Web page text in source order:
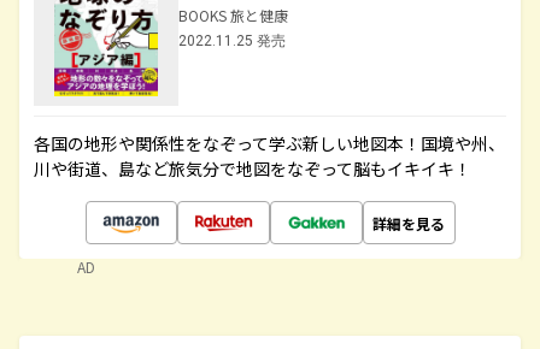
BOOKS 旅と健康
2022.11.25 発売
各国の地形や関係性をなぞって学ぶ新しい地図本！国境や州、
川や街道、島など旅気分で地図をなぞって脳もイキイキ！
詳細を見る
AD